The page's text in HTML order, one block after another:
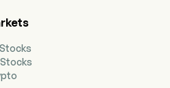
funds objective
of an asset